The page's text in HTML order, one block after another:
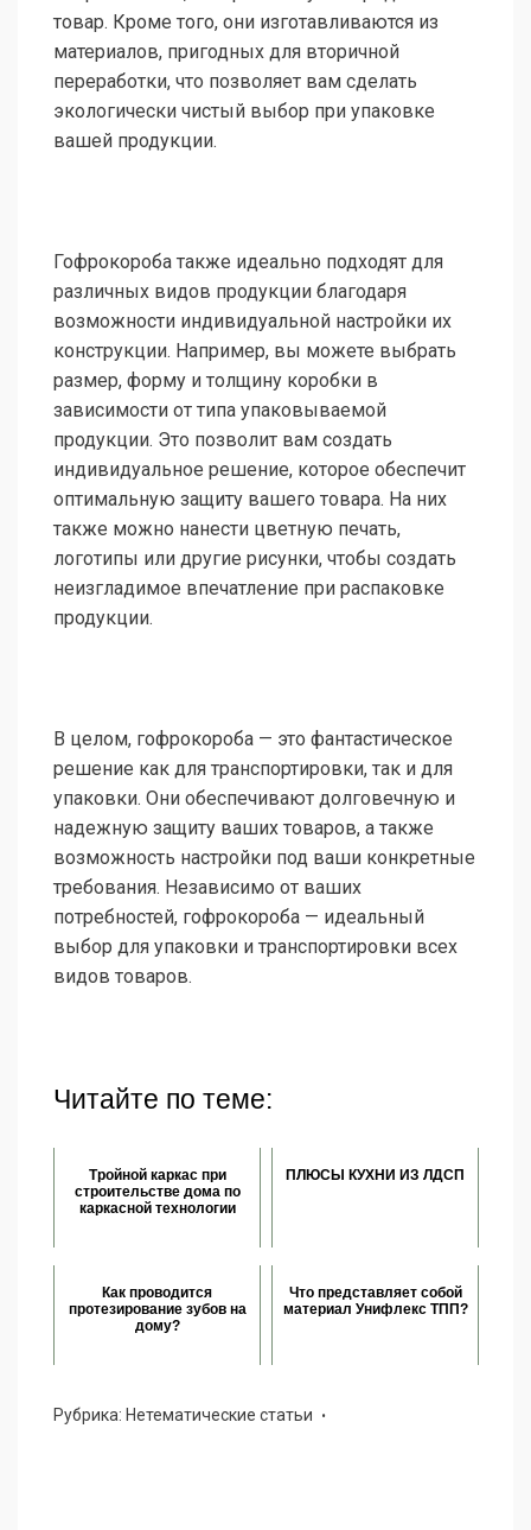
товар. Кроме того, они изготавливаются из
материалов, пригодных для вторичной
переработки, что позволяет вам сделать
экологически чистый выбор при упаковке
вашей продукции.
Гофрокороба также идеально подходят для
различных видов продукции благодаря
возможности индивидуальной настройки их
конструкции. Например, вы можете выбрать
размер, форму и толщину коробки в
зависимости от типа упаковываемой
продукции. Это позволит вам создать
индивидуальное решение, которое обеспечит
оптимальную защиту вашего товара. На них
также можно нанести цветную печать,
логотипы или другие рисунки, чтобы создать
неизгладимое впечатление при распаковке
продукции.
В целом, гофрокороба — это фантастическое
решение как для транспортировки, так и для
упаковки. Они обеспечивают долговечную и
надежную защиту ваших товаров, а также
возможность настройки под ваши конкретные
требования. Независимо от ваших
потребностей, гофрокороба — идеальный
выбор для упаковки и транспортировки всех
видов товаров.
Читайте по теме:
Тройной каркас при
строительстве дома по
каркасной технологии
ПЛЮСЫ КУХНИ ИЗ ЛДСП
Как проводится
протезирование зубов на
дому?
Что представляет собой
материал Унифлекс ТПП?
Рубрика: Нетематические статьи